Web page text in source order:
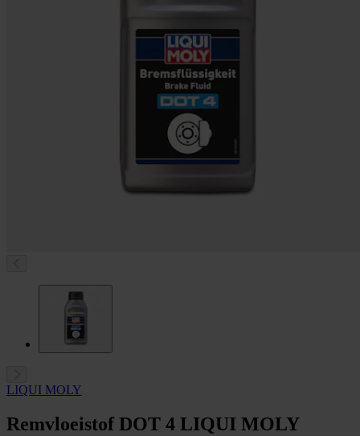
LIQUI MOLY
Remvloeistof DOT 4 LIQUI MOLY